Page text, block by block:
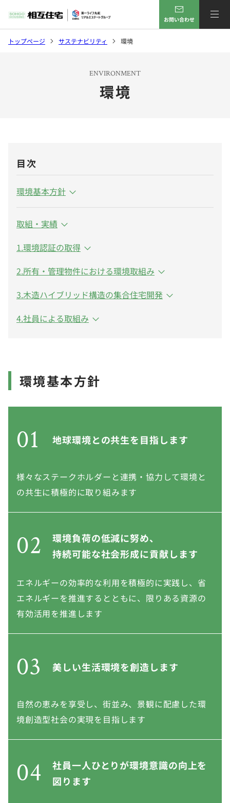
お問い合わせ
トップページ サステナビリティ 環境
ENVIRONMENT
環境
目次
環境基本方針
取組・実績
1.環境認証の取得
2.所有・管理物件における環境取組み
3.木造ハイブリッド構造の集合住宅開発
4.社員による取組み
環境基本方針
01 地球環境との共生を目指します
様々なステークホルダーと連携・協力して環境と
の共生に積極的に取り組みます
02
環境負荷の低減に努め、
持続可能な社会形成に貢献します
エネルギーの効率的な利用を積極的に実践し、省
エネルギーを推進するとともに、限りある資源の
有効活用を推進します
03 美しい生活環境を創造します
自然の恵みを享受し、街並み、景観に配慮した環
境創造型社会の実現を目指します
04
社員一人ひとりが環境意識の向上を
図ります